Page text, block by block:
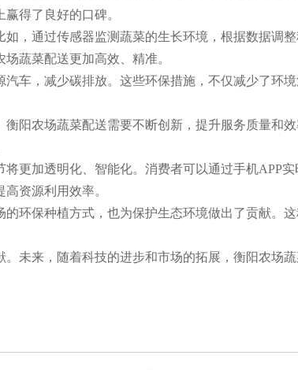
得了良好的口碑。
，通过传感器监测蔬菜的生长环境，根据数据调
蔬菜配送更加高效、精准。
车，减少碳排放。这些环保措施，不仅减少了环
阳农场蔬菜配送需要不断创新，提升服务质量和
更加透明化、智能化。消费者可以通过手机APP实
资源利用效率。
环保种植方式，也为保护生态环境做出了贡献。
未来，随着科技的进步和市场的拓展，衡阳农场